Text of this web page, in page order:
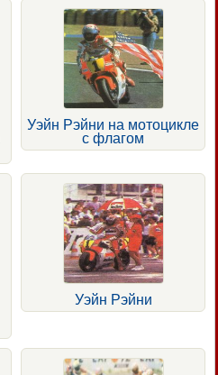
Уэйн Рэйни на мотоцикле
с флагом
Уэйн Рэйни